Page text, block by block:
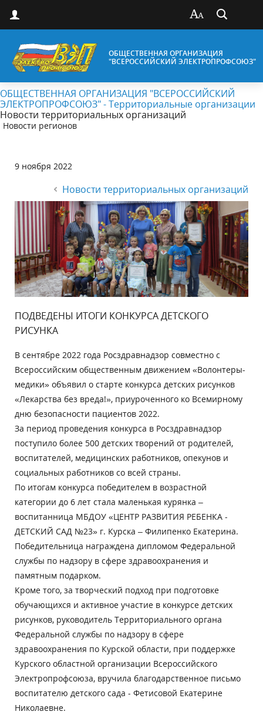
ОБЩЕСТВЕННАЯ ОРГАНИЗАЦИЯ
"ВСЕРОССИЙСКИЙ ЭЛЕКТРОПРОФСОЮЗ"
ОБЩЕСТВЕННАЯ ОРГАНИЗАЦИЯ "ВСЕРОССИЙСКИЙ
ЭЛЕКТРОПРОФСОЮЗ" - Территориальные организации
Новости территориальных организаций
Новости регионов
9 ноября 2022
Новости территориальных организаций
ПОДВЕДЕНЫ ИТОГИ КОНКУРСА ДЕТСКОГО
РИСУНКА
В сентябре 2022 года Росздравнадзор совместно с
Всероссийским общественным движением «Волонтеры-
медики» объявил о старте конкурса детских рисунков
«Лекарства без вреда!», приуроченного ко Всемирному
дню безопасности пациентов 2022.
За период проведения конкурса в Росздравнадзор
поступило более 500 детских творений от родителей,
воспитателей, медицинских работников, опекунов и
социальных работников со всей страны.
По итогам конкурса победителем в возрастной
категории до 6 лет стала маленькая курянка –
воспитанница МБДОУ «ЦЕНТР РАЗВИТИЯ РЕБЕНКА -
ДЕТСКИЙ САД №23» г. Курска – Филипенко Екатерина.
Победительница награждена дипломом Федеральной
службы по надзору в сфере здравоохранения и
памятным подарком.
Кроме того, за творческий подход при подготовке
обучающихся и активное участие в конкурсе детских
рисунков, руководитель Территориального органа
Федеральной службы по надзору в сфере
здравоохранения по Курской области, при поддержке
Курского областной организации Всероссийского
Электропрофсоюза, вручила благодарственное письмо
воспитателю детского сада - Фетисовой Екатерине
Николаевне.